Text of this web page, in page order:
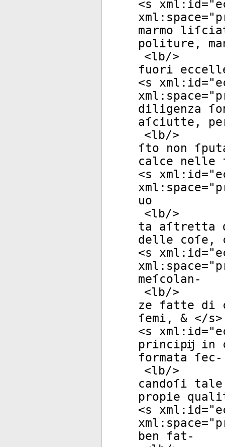
<s xml:id="
xml:space="
marmo
politure,
<lb/>
fuori
<s xml:id="
xml:space="
diligenza
aſciutte,
<lb/>
ſto non
calce nelle
<s xml:id="
xml:space="
uo
<lb/>
ta aſtretta
delle coſe,
<s xml:id="
xml:space="
meſcolan-
<lb/>
ze fatte di
ſemi, & </s>
<s xml:id="
principĳ in
formata ſec-
<lb/>
candoſi
propie
<s xml:id="
xml:space="
ben fat-